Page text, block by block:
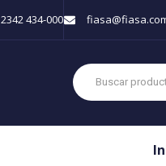
2342 434-000